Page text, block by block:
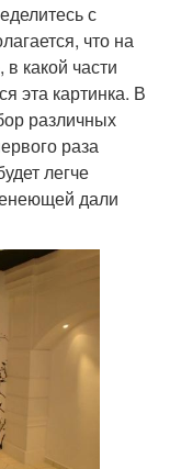
с
что на
какой части
эта картинка. В
различных
раза
легче
дали